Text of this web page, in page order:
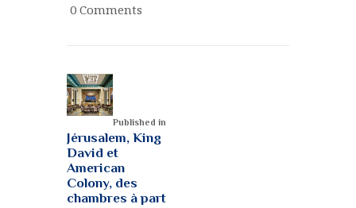
0 Comments
Published in
Jérusalem, King
David et
American
Colony, des
chambres à part